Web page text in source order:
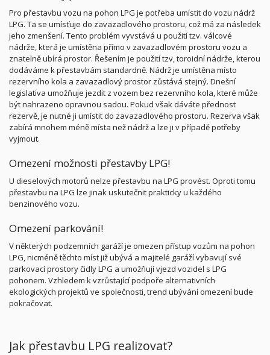
Pro přestavbu vozu na pohon LPG je potřeba umístit do vozu nádrž
LPG. Ta se umísťuje do zavazadlového prostoru, což má za následek
jeho zmenšení. Tento problém vyvstává u použití tzv. válcové
nádrže, která je umístěna přímo v zavazadlovém prostoru vozu a
znatelně ubírá prostor. Řešením je použití tzv, toroidní nádrže, kterou
dodáváme k přestavbám standardně. Nádrž je umístěna místo
rezervního kola a zavazadlový prostor zůstává stejný. Dnešní
legislativa umožňuje jezdit z vozem bez rezervního kola, které může
být nahrazeno opravnou sadou. Pokud však dáváte přednost
rezervě, je nutné ji umístit do zavazadlového prostoru. Rezerva však
zabírá mnohem méně místa než nádrž a lze ji v případě potřeby
vyjmout.
Omezení možnosti přestavby LPG!
U dieselových motorů nelze přestavbu na LPG provést. Oproti tomu
přestavbu na LPG lze jinak uskutečnit prakticky u každého
benzinového vozu.
Omezení parkování!
V některých podzemních garáží je omezen přístup vozům na pohon
LPG, nicméně těchto míst již ubývá a majitelé garáží vybavují své
parkovací prostory čidly LPG a umožňují vjezd vozidel s LPG
pohonem. Vzhledem k vzrůstající podpoře alternativních
ekologických projektů ve společnosti, trend ubývání omezení bude
pokračovat.
Jak přestavbu LPG realizovat?